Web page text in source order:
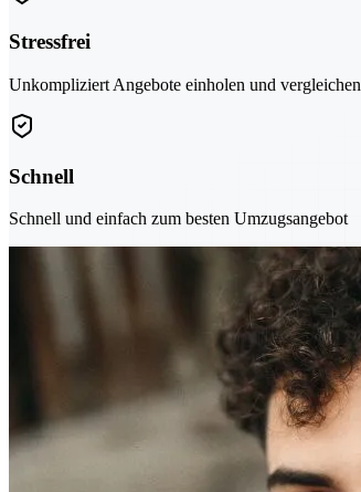
Stressfrei
Unkompliziert Angebote einholen und vergleichen
Schnell
Schnell und einfach zum besten Umzugsangebot